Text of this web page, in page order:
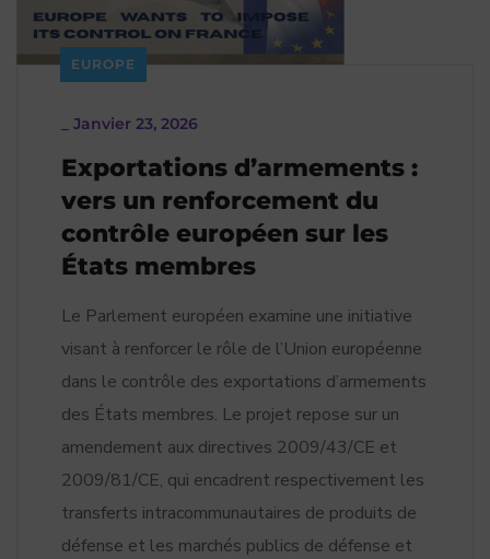
EUROPE
Janvier 23, 2026
Exportations d’armements :
vers un renforcement du
contrôle européen sur les
États membres
Le Parlement européen examine une initiative
visant à renforcer le rôle de l’Union européenne
dans le contrôle des exportations d’armements
des États membres. Le projet repose sur un
amendement aux directives 2009/43/CE et
2009/81/CE, qui encadrent respectivement les
transferts intracommunautaires de produits de
défense et les marchés publics de défense et